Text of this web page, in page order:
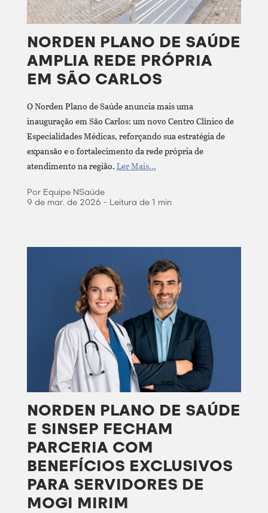
NORDEN PLANO DE SAÚDE
AMPLIA REDE PRÓPRIA
EM SÃO CARLOS
O Norden Plano de Saúde anuncia mais uma
inauguração em São Carlos: um novo Centro Clínico de
Especialidades Médicas, reforçando sua estratégia de
expansão e o fortalecimento da rede própria de
atendimento na região.Ler Mais...
Por Equipe NSaúde
9 de mar. de 2026 - Leitura de 1 min
NORDEN PLANO DE SAÚDE
E SINSEP FECHAM
PARCERIA COM
BENEFÍCIOS EXCLUSIVOS
PARA SERVIDORES DE
MOGI MIRIM